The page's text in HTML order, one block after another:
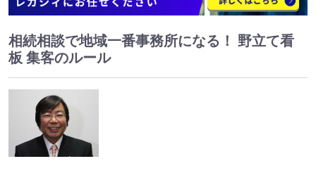
相続相談で地域一番事務所になる！ 野立て看
板 集客のルール